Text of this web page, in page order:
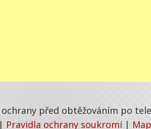
před obtěžováním po
| Pravidla ochrany soukromí |